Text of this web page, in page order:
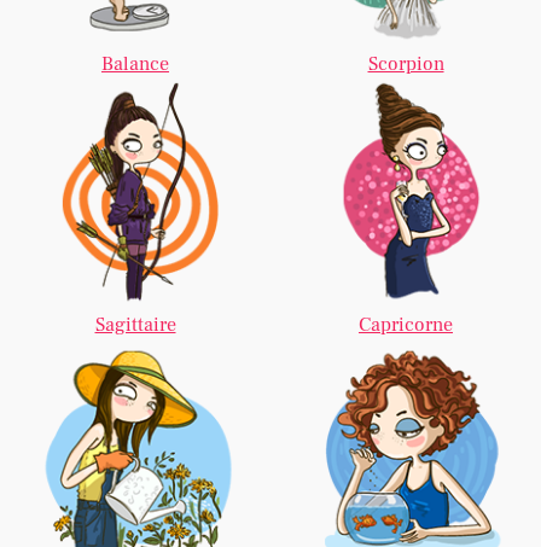
Balance Scorpion
Sagittaire Capricorne